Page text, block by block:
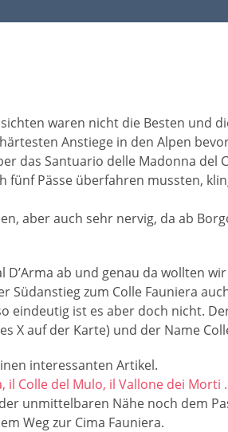
waren nicht die Besten und
Anstiege in den Alpen
das Santuario delle Madonna
Pässe überfahren mussten,
aber auch sehr nervig, da ab
D’Arma ab und genau da wollten
Südanstieg zum Colle Fauniera
eindeutig ist es aber doch nicht.
X auf der Karte) und der Name
interessanten Artikel.
il Colle del Mulo, il Vallone dei
unmittelbaren Nähe noch dem
Weg zur Cima Fauniera.